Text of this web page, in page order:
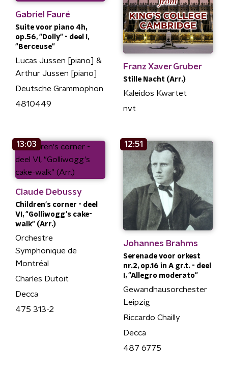
Gabriel Fauré
Suite voor piano 4h,
op.56, "Dolly" - deel I,
"Berceuse"
Lucas Jussen [piano] &
Arthur Jussen [piano]
Deutsche Grammophon
4810449
Franz Xaver Gruber
Stille Nacht (Arr.)
Kaleidos Kwartet
nvt
13:03
Claude Debussy
Children's corner - deel
VI, "Golliwogg's cake-
walk" (Arr.)
Orchestre
Symphonique de
Montréal
Charles Dutoit
Decca
475 313-2
12:51
Johannes Brahms
Serenade voor orkest
nr.2, op.16 in A gr.t. - deel
I, "Allegro moderato"
Gewandhausorchester
Leipzig
Riccardo Chailly
Decca
487 6775